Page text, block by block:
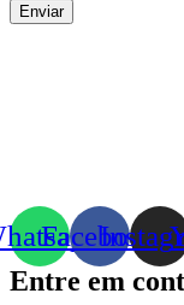
Enviar
Facebook
Entre em